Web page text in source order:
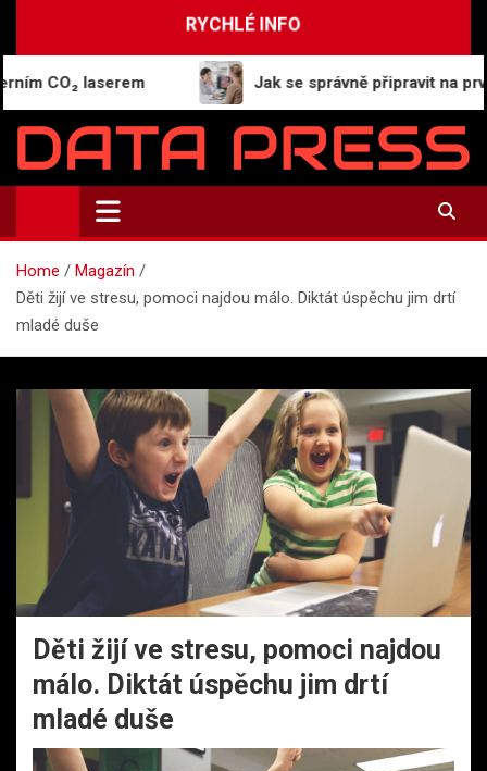
RYCHLÉ INFO
laserem Jak se správně připravit na první
Data-Press.cz
Ekonomické informace a přehledy zpravodajství
Home
Magazín
Děti žijí ve stresu, pomoci najdou málo. Diktát úspěchu jim drtí
mladé duše
Děti žijí ve stresu, pomoci najdou
málo. Diktát úspěchu jim drtí
mladé duše